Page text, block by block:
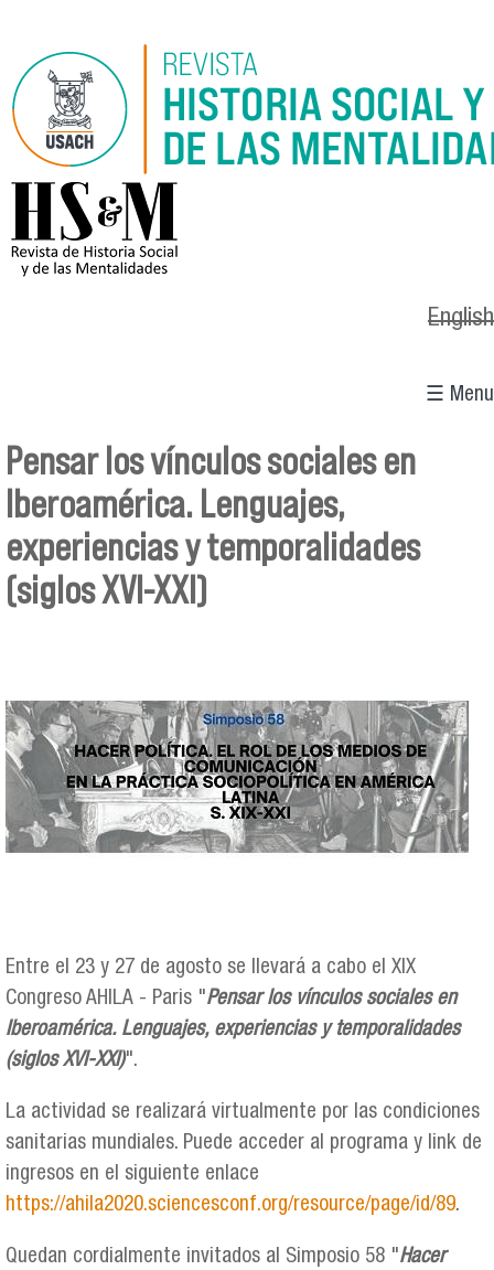
logo_hsm_2021.png
English
☰ Menu
Se encuentra usted aquí
Pensar los vínculos sociales en
Iberoamérica. Lenguajes,
experiencias y temporalidades
(siglos XVI-XXI)
Entre el 23 y 27 de agosto se llevará a cabo el XIX
Congreso AHILA - Paris "Pensar los vínculos sociales en
Iberoamérica. Lenguajes, experiencias y temporalidades
(siglos XVI-XXI)".
La actividad se realizará virtualmente por las condiciones
sanitarias mundiales. Puede acceder al programa y link de
ingresos en el siguiente enlace
https://ahila2020.sciencesconf.org/resource/page/id/89.
Quedan cordialmente invitados al Simposio 58 "Hacer